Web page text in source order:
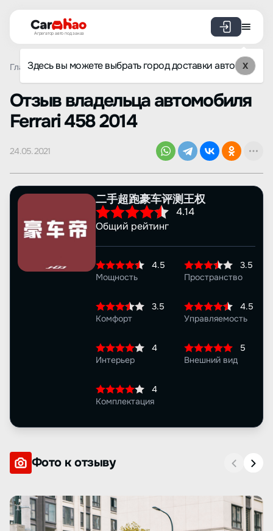
Агрегатор авто под заказ
Здесь вы можете выбрать город доставки авто X
Главная Отзывы Ferrari 458 Просмотр отзыва
Oтзыв владельца автомобиля
Ferrari 458 2014
24.05.2021
二手超跑豪车评测王权
4.14
Общий рейтинг
4.5
Мощность
3.5
Пространство
3.5
Комфорт
4.5
Управляемость
4
Интерьер
5
Внешний вид
4
Комплектация
Фото к отзыву